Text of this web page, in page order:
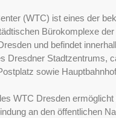
(WTC) ist eines der
Bürokomplexe der
und befindet
Dresdner Stadtzentrums,
sowie
WTC Dresden ermöglicht
an den öffentlichen